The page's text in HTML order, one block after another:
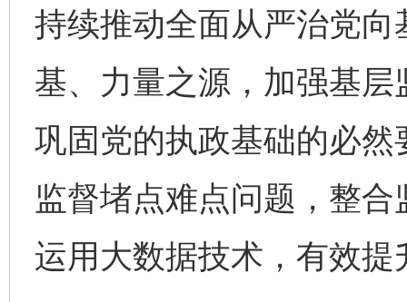
持续推动全面从严治党
基、力量之源，加强基
巩固党的执政基础的必
监督堵点难点问题，整
运用大数据技术，有效